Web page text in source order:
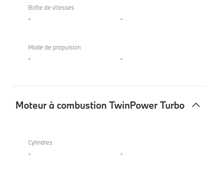
Boîte de vitesses
- -
Mode de propulsion
- -
Moteur à combustion TwinPower Turbo
combustion
xDrive20i
Cylindres
- -